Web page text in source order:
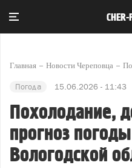
Главная Новости Череповца
Погода 15.06.2026 - 11:43
Похолодание,
прогноз
Вологодской